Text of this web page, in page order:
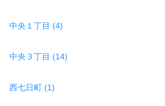
中央１丁目 (4)
中央３丁目 (14)
西七日町 (1)